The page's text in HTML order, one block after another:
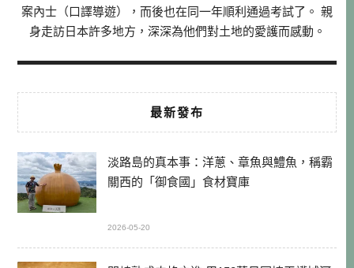
案內士（口譯導遊），而後也在同一年順利通過考試了。 親
身走訪日本許多地方，深深為他們對土地的愛護而感動。
最新發布
淡路島的真本事：洋蔥、章魚與鱧魚，稱霸
關西的「御食國」食材寶庫
2026-05-20